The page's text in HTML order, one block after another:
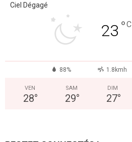
Ciel Dégagé
23 °C
88% 1.8kmh
VEN
28°
SAM
29°
DIM
27°